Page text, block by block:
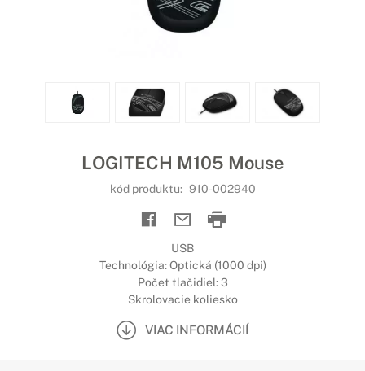
LOGITECH M105 Mouse
kód produktu: 910-002940
USB
Technológia: Optická (1000 dpi)
Počet tlačidiel: 3
Skrolovacie koliesko
VIAC INFORMÁCIÍ